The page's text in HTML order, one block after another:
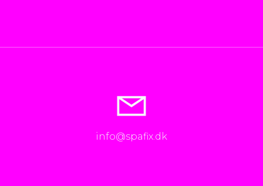
info@spafix.dk